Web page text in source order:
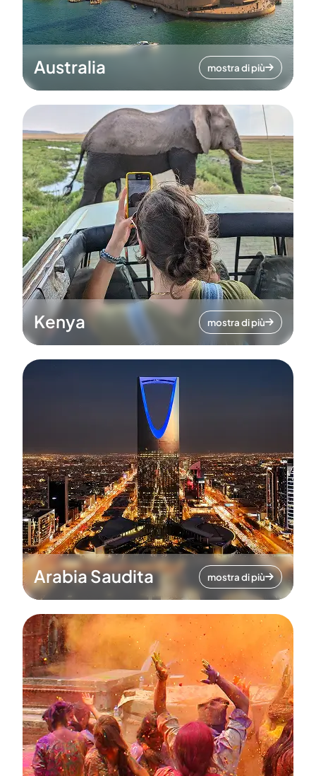
Australia mostra di più
Kenya mostra di più
Arabia Saudita mostra di più